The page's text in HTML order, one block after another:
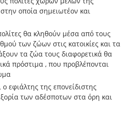
οποία σημειωτέον και
θα κληθούν μέσα από τους
των ζώων στις κατοικίες και τα
τα ζώα τους διαφορετικά θα
πρόστιμα , που προβλέπονται
ο εφιάλτης της επονείδιστης
των αδέσποτων στα όρη και